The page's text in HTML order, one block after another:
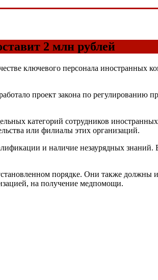
2 млн рублей
ключевого персонала иностранных
проект закона по
категорий сотрудников
или филиалы этих организаций.
и наличие незаурядных
порядке. Они также должны
на получение медпомощи.